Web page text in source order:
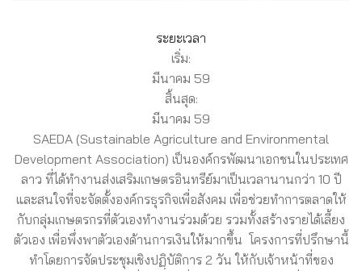
ระยะเวลา
เริ่ม:
มีนาคม 59
สิ้นสุด:
มีนาคม 59
SAEDA (Sustainable Agriculture and Environmental
Development Association) เป็นองค์กรพัฒนาเอกชนในประเทศ
ลาว ที่ได้ทำงานส่งเสริมเกษตรอินทรีย์มาเป็นเวลานานกว่า 10 ปี
และสนใจที่จะจัดตั้งองค์กรธุรกิจเพื่อสังคม เพื่อช่วยทำการตลาดให้
กับกลุ่มเกษตรกรที่ตัวเองทำงานร่วมด้วย รวมทั้งสร้างรายได้เลี้ยง
ตัวเอง เพื่อพึ่งพาตัวเองด้านการเงินให้มากขึ้น โครงการที่ปรึกษานี้
ทำโดยการจัดประชุมเชิงปฏฺิบัติการ 2 วัน ให้กับเจ้าหน้าที่ของ